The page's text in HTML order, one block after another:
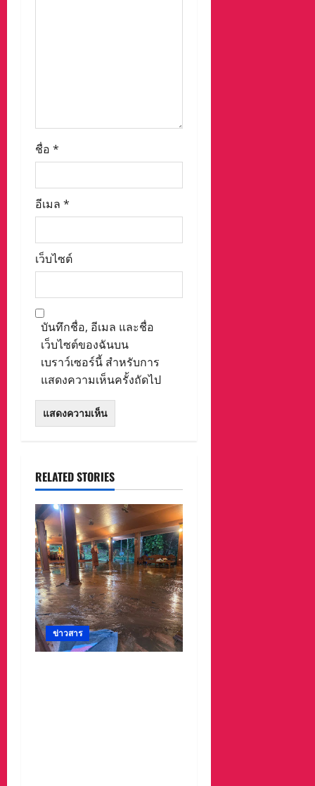
ชื่อ *
อีเมล *
เว็บไซต์
บันทึกชื่อ, อีเมล และชื่อ
เว็บไซต์ของฉันบน
เบราว์เซอร์นี้ สำหรับการ
แสดงความเห็นครั้งถัดไป
RELATED STORIES
ข่าวสาร